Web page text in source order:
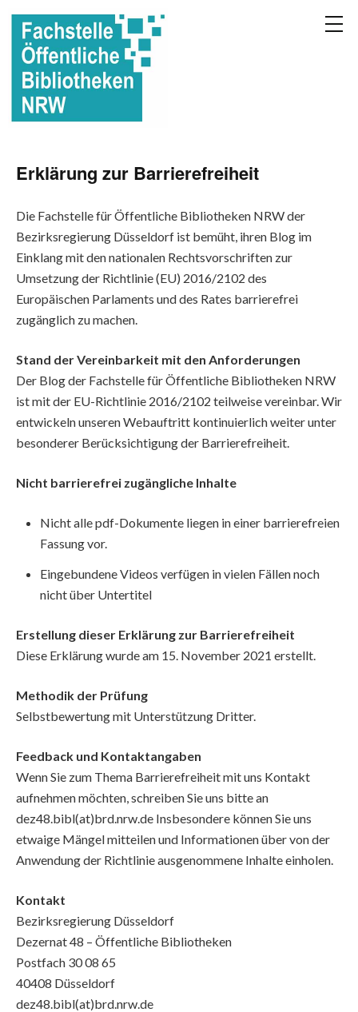
Erklärung zur Barrierefreiheit
Die Fachstelle für Öffentliche Bibliotheken NRW der
Bezirksregierung Düsseldorf ist bemüht, ihren Blog im
Einklang mit den nationalen Rechtsvorschriften zur
Umsetzung der Richtlinie (EU) 2016/2102 des
Europäischen Parlaments und des Rates barrierefrei
zugänglich zu machen.
Stand der Vereinbarkeit mit den Anforderungen
Der Blog der Fachstelle für Öffentliche Bibliotheken NRW
ist mit der EU-Richtlinie 2016/2102 teilweise vereinbar. Wir
entwickeln unseren Webauftritt kontinuierlich weiter unter
besonderer Berücksichtigung der Barrierefreiheit.
Nicht barrierefrei zugängliche Inhalte
Nicht alle pdf-Dokumente liegen in einer barrierefreien
Fassung vor.
Eingebundene Videos verfügen in vielen Fällen noch
nicht über Untertitel
Erstellung dieser Erklärung zur Barrierefreiheit
Diese Erklärung wurde am 15. November 2021 erstellt.
Methodik der Prüfung
Selbstbewertung mit Unterstützung Dritter.
Feedback und Kontaktangaben
Wenn Sie zum Thema Barrierefreiheit mit uns Kontakt
aufnehmen möchten, schreiben Sie uns bitte an
dez48.bibl(at)brd.nrw.de Insbesondere können Sie uns
etwaige Mängel mitteilen und Informationen über von der
Anwendung der Richtlinie ausgenommene Inhalte einholen.
Kontakt
Bezirksregierung Düsseldorf
Dezernat 48 – Öffentliche Bibliotheken
Postfach 30 08 65
40408 Düsseldorf
dez48.bibl(at)brd.nrw.de